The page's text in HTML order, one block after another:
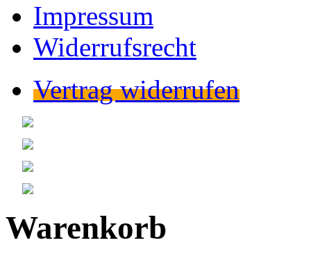
Impressum
Widerrufsrecht
Vertrag widerrufen
Warenkorb